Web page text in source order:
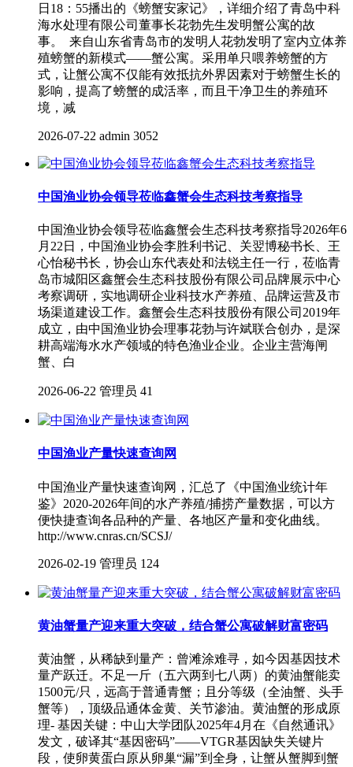
日18：55播出的《螃蟹安家记》，详细介绍了青岛中科
海水处理有限公司董事长花勃先生发明蟹公寓的故
事。 来自山东省青岛市的发明人花勃发明了室内立体养
殖螃蟹的新模式——蟹公寓。采用单只喂养螃蟹的方
式，让蟹公寓不仅能有效抵抗外界因素对于螃蟹生长的
影响，提高了螃蟹的成活率，而且干净卫生的养殖环
境，减
2026-07-22 admin 3052
中国渔业协会领导莅临鑫蟹会生态科技考察指导
中国渔业协会领导莅临鑫蟹会生态科技考察指导2026年6
月22日，中国渔业协会李胜利书记、关翌博秘书长、王
心怡秘书长，协会山东代表处和法锐主任一行，莅临青
岛市城阳区鑫蟹会生态科技股份有限公司品牌展示中心
考察调研，实地调研企业科技水产养殖、品牌运营及市
场渠道建设工作。鑫蟹会生态科技股份有限公司2019年
成立，由中国渔业协会理事花勃与许斌联合创办，是深
耕高端海水水产领域的特色渔业企业。企业主营海闸
蟹、白
2026-06-22 管理员 41
中国渔业产量快速查询网
中国渔业产量快速查询网，汇总了《中国渔业统计年
鉴》2020-2026年间的水产养殖/捕捞产量数据，可以方
便快捷查询各品种的产量、各地区产量和变化曲线。
http://www.cnras.cn/SCSJ/
2026-02-19 管理员 124
黄油蟹量产迎来重大突破，结合蟹公寓破解财富密码
黄油蟹，从稀缺到量产：曾滩涂难寻，如今因基因技术
量产跃迁。不足一斤（五六两到七八两）的黄油蟹能卖
1500元/只，远高于普通青蟹；且分等级（全油蟹、头手
蟹等），顶级品通体金黄、关节渗油。黄油蟹的形成原
理- 基因关键：中山大学团队2025年4月在《自然通讯》
发文，破译其“基因密码”——VTGR基因缺失关键片
段，使卵黄蛋白原从卵巢“漏”到全身，让蟹从蟹脚到蟹